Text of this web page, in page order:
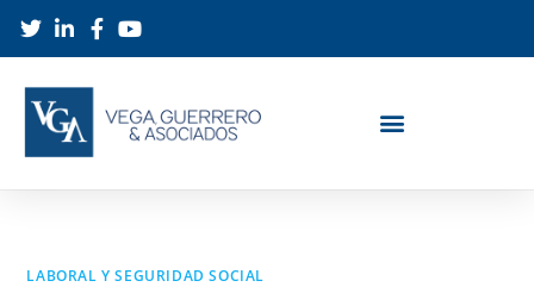
LABORAL Y SEGURIDAD SOCIAL